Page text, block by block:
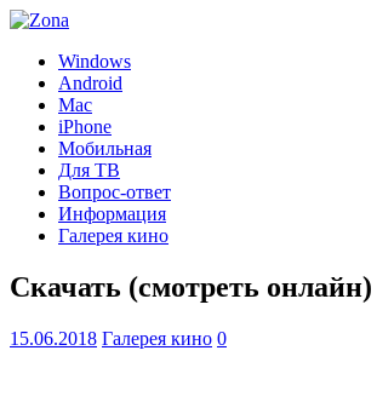
Windows
Android
Mac
iPhone
Мобильная
Для ТВ
Вопрос-ответ
Информация
Галерея кино
Скачать (смотреть онлайн)
15.06.2018 Галерея кино 0